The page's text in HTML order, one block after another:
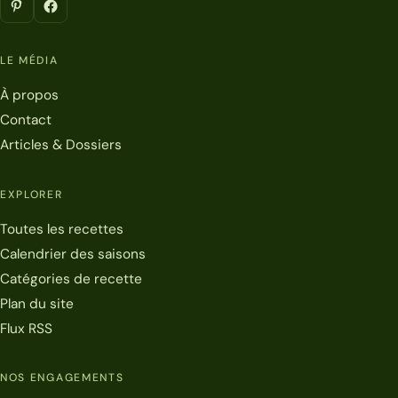
LE MÉDIA
À propos
Contact
Articles & Dossiers
EXPLORER
Toutes les recettes
Calendrier des saisons
Catégories de recette
Plan du site
Flux RSS
NOS ENGAGEMENTS